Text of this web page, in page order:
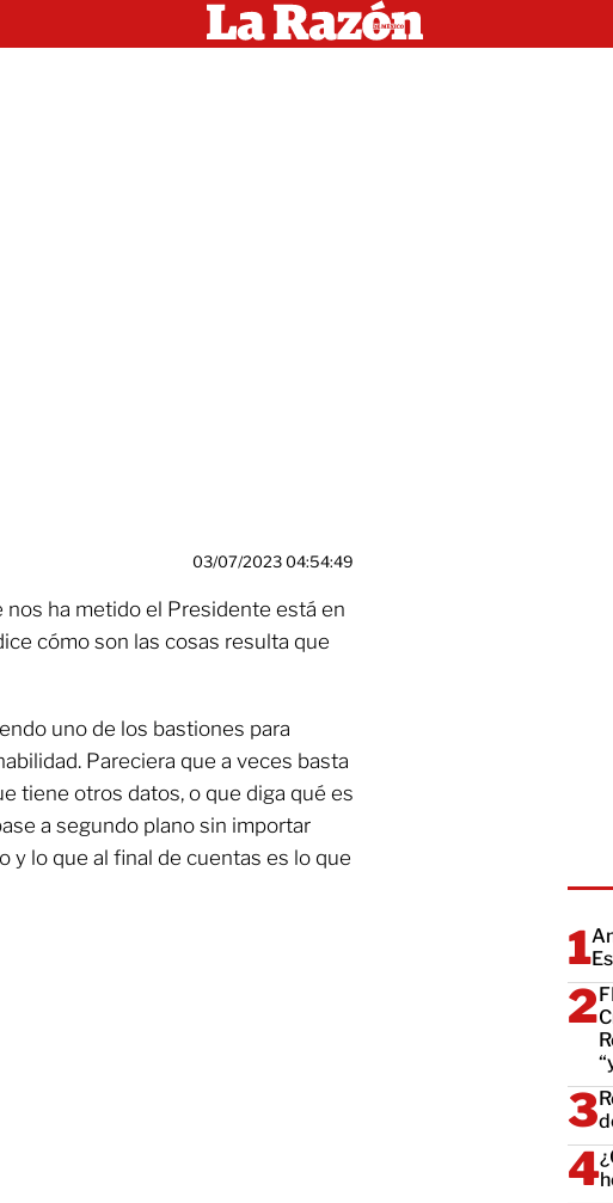
03/07/2023 04:54:49
nos ha metido el Presidente está en
cómo son las cosas resulta que
uno de los bastiones para
Pareciera que a veces basta
tiene otros datos, o que diga qué es
a segundo plano sin importar
y lo que al final de cuentas es lo que